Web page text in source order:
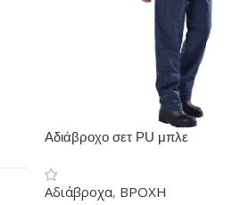
Αδιάβροχo σετ PU μπλε
Αδιάβροχα, ΒΡΟΧΗ